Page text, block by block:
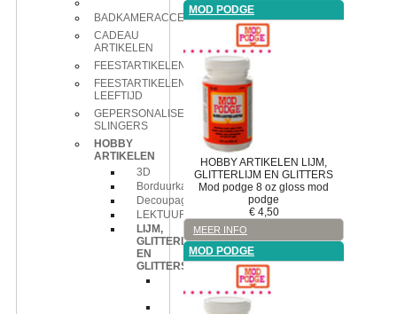
BADKAMERACCESSOIRES
CADEAU
ARTIKELEN
FEESTARTIKELEN
FEESTARTIKELEN
LEEFTIJD
GEPERSONALISEERDE
SLINGERS
HOBBY
ARTIKELEN
3D
Borduurkaarten
Decoupage
LEKTUUR
LIJM,
GLITTERLIJM
EN
GLITTERS
kit
MOD PODGE
HOBBY ARTIKELEN LIJM,
GLITTERLIJM EN GLITTERS
Mod podge 8 oz gloss mod
podge
€ 4,50
MEER INFO
MOD PODGE